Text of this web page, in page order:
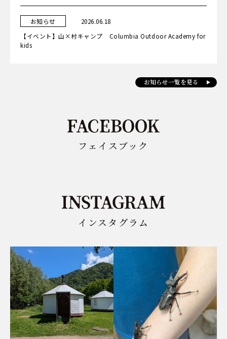
お知らせ
テ
ゴ
リ
2026.06.18日
【イベント】山×村キャンプ Columbia Outdoor Academy for
kids
お知らせ一覧を見る
フェイスブック
インスタグラム